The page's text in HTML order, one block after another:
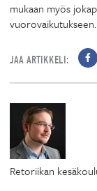
mukaan myös
vuorovaikutukseen.
JAA ARTIKKELI:
Retoriikan